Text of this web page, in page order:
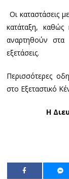
Οι καταστάσεις
κατάταξη,
αναρτηθούν στα
εξετάσεις.
Περισσότερες
στο Εξεταστικό
Η